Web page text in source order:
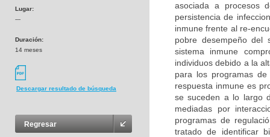
Lugar:
---
Duración:
14 meses
Descargar resultado de búsqueda
Regresar
asociada a procesos
persistencia de
inmune frente al re-
pobre desempeño del
sistema inmune
individuos debido a la
para los programas
respuesta inmune es
se suceden a lo largo
mediadas por
programas de
tratado de identificar